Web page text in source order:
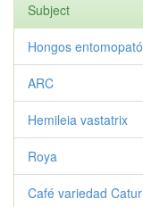
Subject
Hongos
ARC
Hemileia vastatrix
Roya
Café variedad